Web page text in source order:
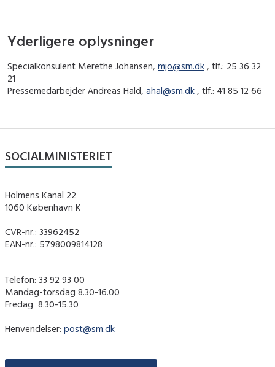
Yderligere oplysninger
Specialkonsulent Merethe Johansen, mjo@sm.dk , tlf.: 25 36 32
21
Pressemedarbejder Andreas Hald, ahal@sm.dk , tlf.: 41 85 12 66
SOCIALMINISTERIET
Holmens Kanal 22
1060 København K
CVR-nr.: 33962452
EAN-nr.: 5798009814128
Telefon: 33 92 93 00
Mandag-torsdag 8.30-16.00
Fredag ​ 8.30-15.30
Henvendelser: post@sm.dk